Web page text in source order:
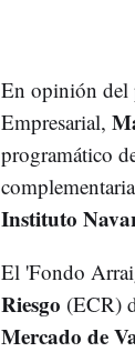
En opinión del
Empresarial,
programático
Instituto
El 'Fondo
Riesgo (ECR)
Mercado de